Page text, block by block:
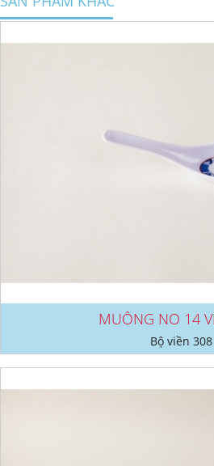
MUỖNG NO 14
Bộ viền 308